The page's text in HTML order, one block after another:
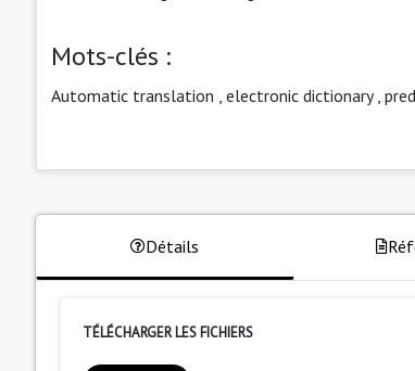
Mots-clés :
Automatic translation electronic dictionary,
Détails
TÉLÉCHARGER LES FICHIERS